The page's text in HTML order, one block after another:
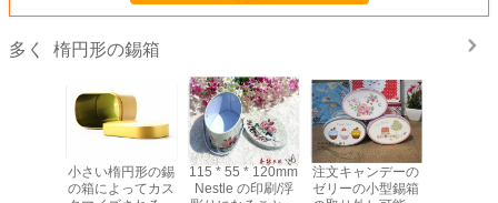
多く 楕円形の錫箱
小さい楕円形の錫
の箱によってカス
115 * 55 * 120mm
Nestle の印刷/浮
注文キャンデーの
ゼリーの小型錫箱